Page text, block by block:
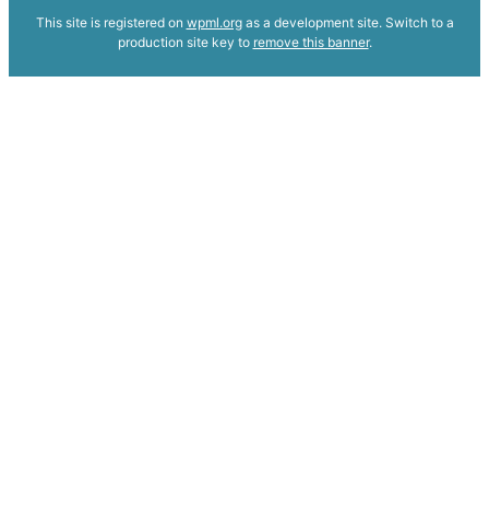
This site is registered on wpml.orgas a development site. Switch to a
production site key to remove this banner.